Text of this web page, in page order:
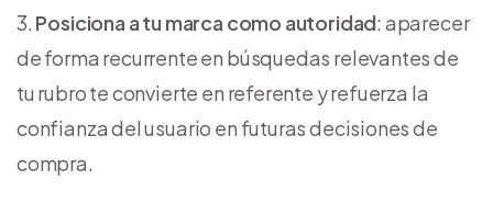
Posiciona a tu marca como autoridad: aparecer
de forma recurrente en búsquedas relevantes de
tu rubro te convierte en referente y refuerza la
confianza del usuario en futuras decisiones de
compra.